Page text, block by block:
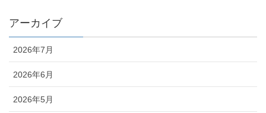
アーカイブ
2026年7月
2026年6月
2026年5月